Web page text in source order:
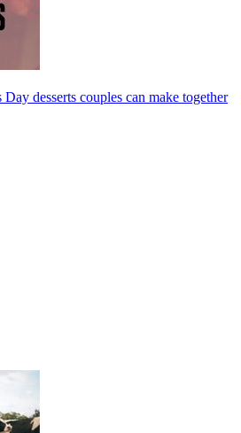
desserts couples can make together